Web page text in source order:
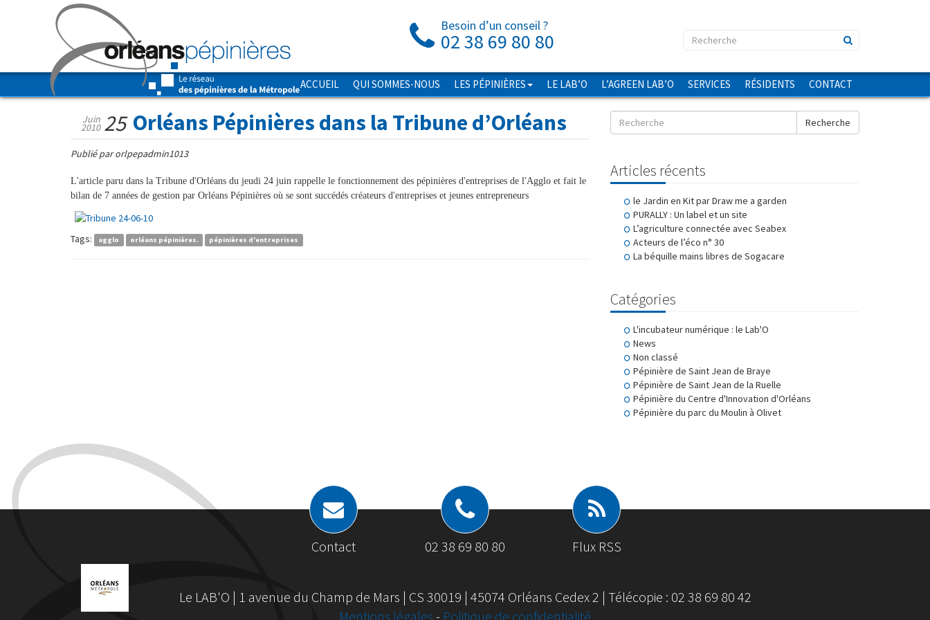
Besoin d’un conseil ?
02 38 69 80 80
ACCUEIL QUI SOMMES-NOUS LES PÉPINIÈRES LE LAB’O L’AGREEN LAB’O SERVICES RÉSIDENTS CONTACT
Orléans Pépinières dans la Tribune d’Orléans
Juin
2010 25
Publié par orlpepadmin1013
L'article paru dans la Tribune d'Orléans du jeudi 24 juin rappelle le fonctionnement des pépinières d'entreprises de l'Agglo et fait le
bilan de 7 années de gestion par Orléans Pépinières où se sont succédés créateurs d'entreprises et jeunes entrepreneurs
Tags: agglo orléans pépinières. pépinières d'entreprises
Recherche
Articles récents
le Jardin en Kit par Draw me a garden
PURALLY : Un label et un site
L’agriculture connectée avec Seabex
Acteurs de l’éco n° 30
La béquille mains libres de Sogacare
Catégories
L'incubateur numérique : le Lab'O
News
Non classé
Pépinière de Saint Jean de Braye
Pépinière de Saint Jean de la Ruelle
Pépinière du Centre d'Innovation d'Orléans
Pépinière du parc du Moulin à Olivet
Contact 02 38 69 80 80 Flux RSS
Le LAB'O | 1 avenue du Champ de Mars | CS 30019 | 45074 Orléans Cedex 2 | Télécopie : 02 38 69 80 42
Mentions légales - Politique de confidentialité